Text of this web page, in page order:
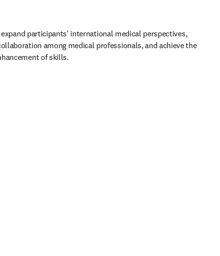
participants' international medical perspectives,
among medical professionals, and achieve the
of skills.